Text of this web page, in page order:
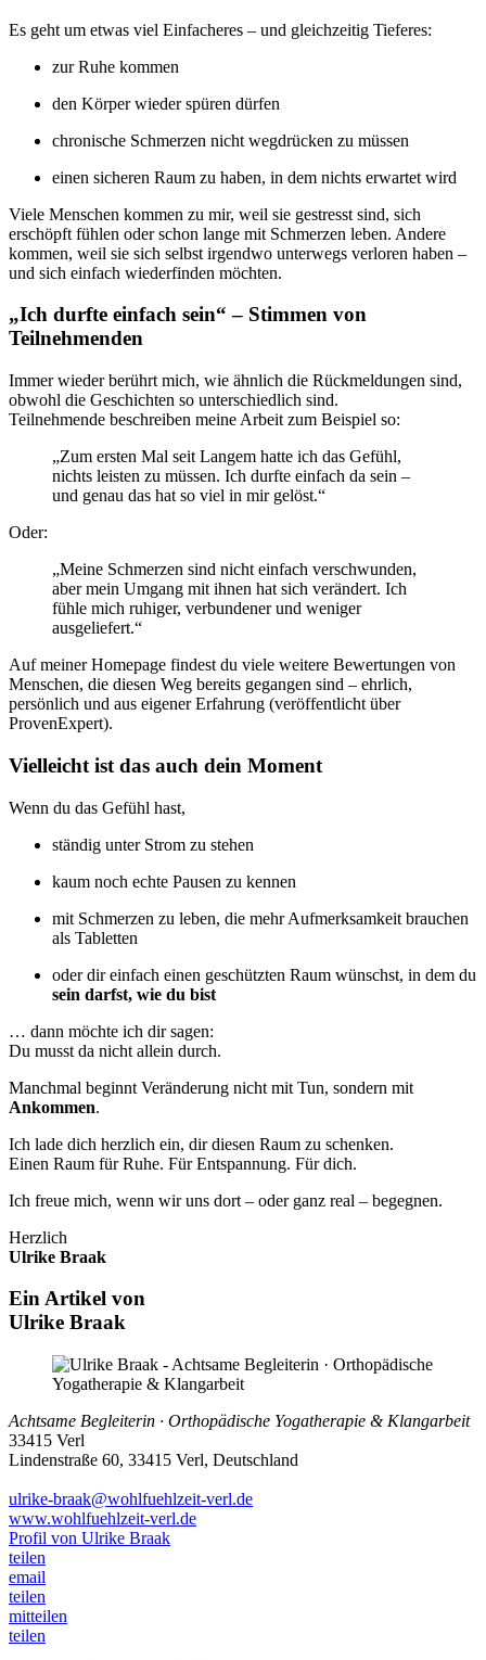
Es geht um etwas viel Einfacheres – und gleichzeitig Tieferes:
zur Ruhe kommen
den Körper wieder spüren dürfen
chronische Schmerzen nicht wegdrücken zu müssen
einen sicheren Raum zu haben, in dem nichts erwartet wird
Viele Menschen kommen zu mir, weil sie gestresst sind, sich
erschöpft fühlen oder schon lange mit Schmerzen leben. Andere
kommen, weil sie sich selbst irgendwo unterwegs verloren haben –
und sich einfach wiederfinden möchten.
„Ich durfte einfach sein“ – Stimmen von
Teilnehmenden
Immer wieder berührt mich, wie ähnlich die Rückmeldungen sind,
obwohl die Geschichten so unterschiedlich sind.
Teilnehmende beschreiben meine Arbeit zum Beispiel so:
„Zum ersten Mal seit Langem hatte ich das Gefühl,
nichts leisten zu müssen. Ich durfte einfach da sein –
und genau das hat so viel in mir gelöst.“
Oder:
„Meine Schmerzen sind nicht einfach verschwunden,
aber mein Umgang mit ihnen hat sich verändert. Ich
fühle mich ruhiger, verbundener und weniger
ausgeliefert.“
Auf meiner Homepage findest du viele weitere Bewertungen von
Menschen, die diesen Weg bereits gegangen sind – ehrlich,
persönlich und aus eigener Erfahrung (veröffentlicht über
ProvenExpert).
Vielleicht ist das auch dein Moment
Wenn du das Gefühl hast,
ständig unter Strom zu stehen
kaum noch echte Pausen zu kennen
mit Schmerzen zu leben, die mehr Aufmerksamkeit brauchen
als Tabletten
oder dir einfach einen geschützten Raum wünschst, in dem du
sein darfst, wie du bist
… dann möchte ich dir sagen:
Du musst da nicht allein durch.
Manchmal beginnt Veränderung nicht mit Tun, sondern mit
Ankommen.
Ich lade dich herzlich ein, dir diesen Raum zu schenken.
Einen Raum für Ruhe. Für Entspannung. Für dich.
Ich freue mich, wenn wir uns dort – oder ganz real – begegnen.
Herzlich
Ulrike Braak
Ein Artikel von
Ulrike Braak
Achtsame Begleiterin · Orthopädische Yogatherapie & Klangarbeit
33415 Verl
Lindenstraße 60, 33415 Verl, Deutschland
ulrike-braak@wohlfuehlzeit-verl.de
www.wohlfuehlzeit-verl.de
Profil von Ulrike Braak
teilen
email
teilen
mitteilen
teilen